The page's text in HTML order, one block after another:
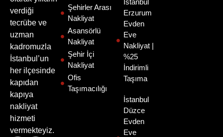
verdiği
tecrübe ve
uzman
kadromuzla
İstanbul’un
her ilçesinde
kapıdan
kapıya
nakliyat
hizmeti
vermekteyiz.
Şehirler Arası
Nakliyat
Asansörlü
Nakliyat
Şehir İçi
Nakliyat
Ofis
Taşımacılığı
İstanbul
Erzurum
Evden
Eve
Nakliyat |
%25
İndirimli
Taşıma
İstanbul
Düzce
Evden
Eve